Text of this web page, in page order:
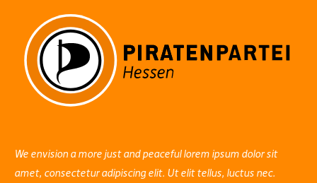
We envision a more just and peaceful lorem ipsum dolor sit
amet, consectetur adipiscing elit. Ut elit tellus, luctus nec.